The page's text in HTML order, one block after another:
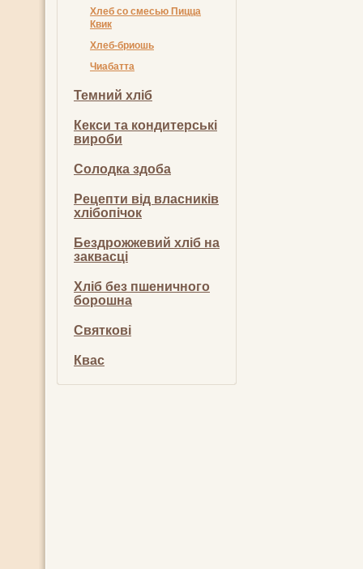
Хлеб со смесью Пицца
Квик
Хлеб-бриошь
Чиабатта
Темний хліб
Кекси та кондитерські
вироби
Солодка здоба
Рецепти від власників
хлібопічок
Бездрожжевий хліб на
заквасці
Хліб без пшеничного
борошна
Святкові
Квас